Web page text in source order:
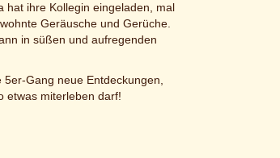
hat ihre Kollegin eingeladen, mal
Geräusche und Gerüche.
in süßen und aufregenden
Gang neue Entdeckungen,
etwas miterleben darf!